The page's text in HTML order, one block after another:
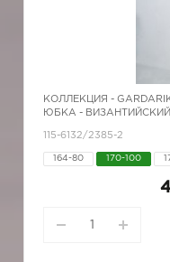
КОЛЛЕКЦИЯ -
ЮБКА -
115-6132/2385-2
164-80 170-100